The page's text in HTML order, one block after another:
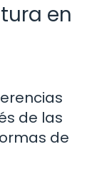
en
de las
de